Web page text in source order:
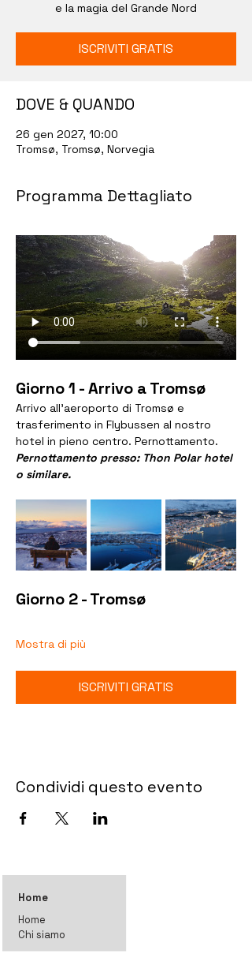
e la magia del Grande Nord
ISCRIVITI GRATIS
DOVE & QUANDO
26 gen 2027, 10:00
Tromsø, Tromsø, Norvegia
Programma Dettagliato
Giorno 1 - Arrivo a Tromsø
Arrivo all’aeroporto di Tromsø e
trasferimento in Flybussen al nostro
hotel in pieno centro. Pernottamento.
Pernottamento presso: Thon Polar hotel
o similare.
Giorno 2 - Tromsø
Mostra di più
ISCRIVITI GRATIS
Condividi questo evento
Home
Home
Chi siamo